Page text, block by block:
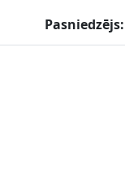
Pasniedzējs: